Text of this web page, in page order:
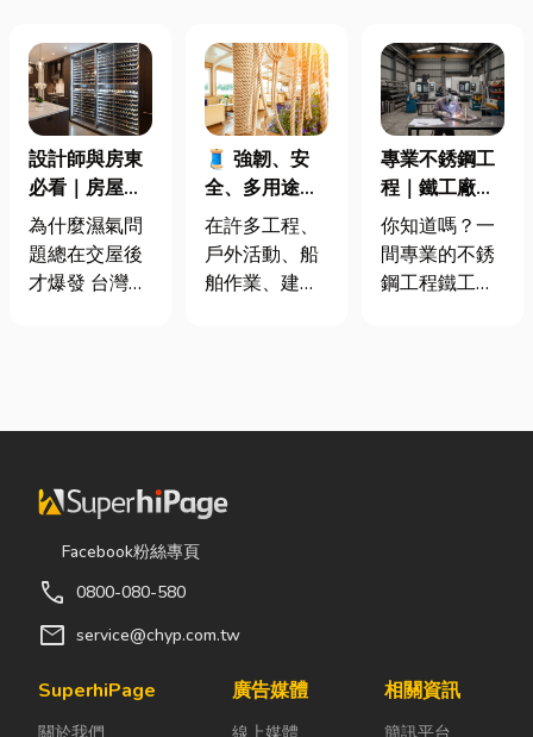
設計師與房東
必看｜房屋濕
氣重怎麼辦？
全屋除濕機＋
全熱交換器整
為什麼濕氣問
題總在交屋後
才爆發 台灣氣
同步規劃空氣
濕氣會躲進看
不到的地方持
續發酵。常見
更衣間、衣帽
間： 精品包、
藏最怕潮濕，
🧵 強韌、安
全、多用途！
從繩索到安全
網的全方位防
護應用指南
在許多工程、
戶外活動、船
舶作業、建築
網」其實都是
備。很多人以
域中，繩索不
關係到安全、
專業不銹鋼工
程｜鐵工廠直
營 × 客製化設
計、製造、安
裝
你知道嗎？一
間專業的不銹
鋼工程鐵工
門片修理及鐵
性、耐用性與
Facebook粉絲專頁
call 0800-080-580
mail service@chyp.com.tw
SuperhiPage
關於我們
廣告媒體
線上媒體
相關資訊
簡訊平台